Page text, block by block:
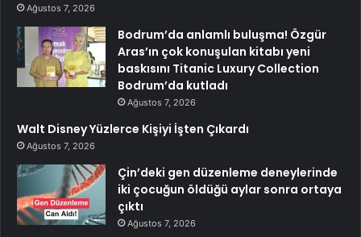
Ağustos 7, 2026
Bodrum’da anlamlı buluşma! Özgür
Aras’ın çok konuşulan kitabı yeni
baskısını Titanic Luxury Collection
Bodrum’da kutladı
Ağustos 7, 2026
Walt Disney Yüzlerce Kişiyi İşten Çıkardı
Ağustos 7, 2026
Çin’deki gen düzenleme deneylerinde
iki çocuğun öldüğü aylar sonra ortaya
çıktı
Ağustos 7, 2026